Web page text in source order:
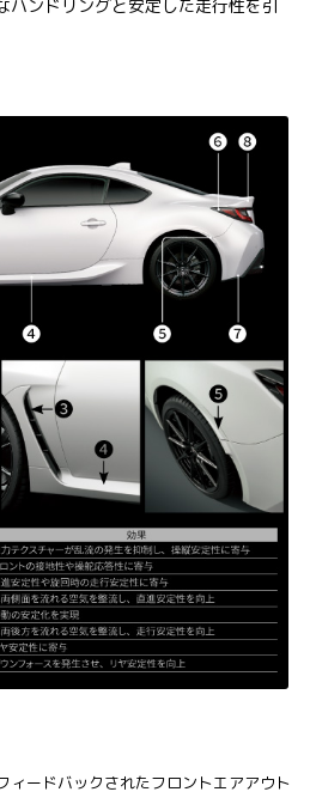
ンドリングと安定した走行性を引
ィードバックされたフロントエアアウト